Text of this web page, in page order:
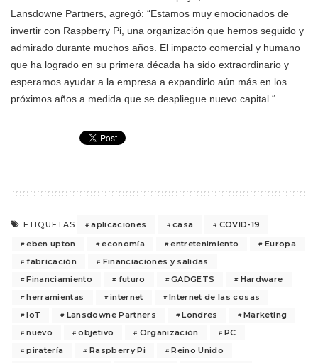
Lansdowne Partners, agregó: “Estamos muy emocionados de
invertir con Raspberry Pi, una organización que hemos seguido y
admirado durante muchos años. El impacto comercial y humano
que ha logrado en su primera década ha sido extraordinario y
esperamos ayudar a la empresa a expandirlo aún más en los
próximos años a medida que se despliegue nuevo capital “.
ETIQUETAS aplicaciones casa
COVID-19
eben upton
economía entretenimiento
Europa
fabricación
Financiaciones y salidas
Financiamiento
futuro GADGETS
Hardware
herramientas
internet
Internet de las cosas
IoT
Lansdowne Partners Londres
Marketing
nuevo
objetivo Organización
PC
piratería
Raspberry Pi Reino Unido